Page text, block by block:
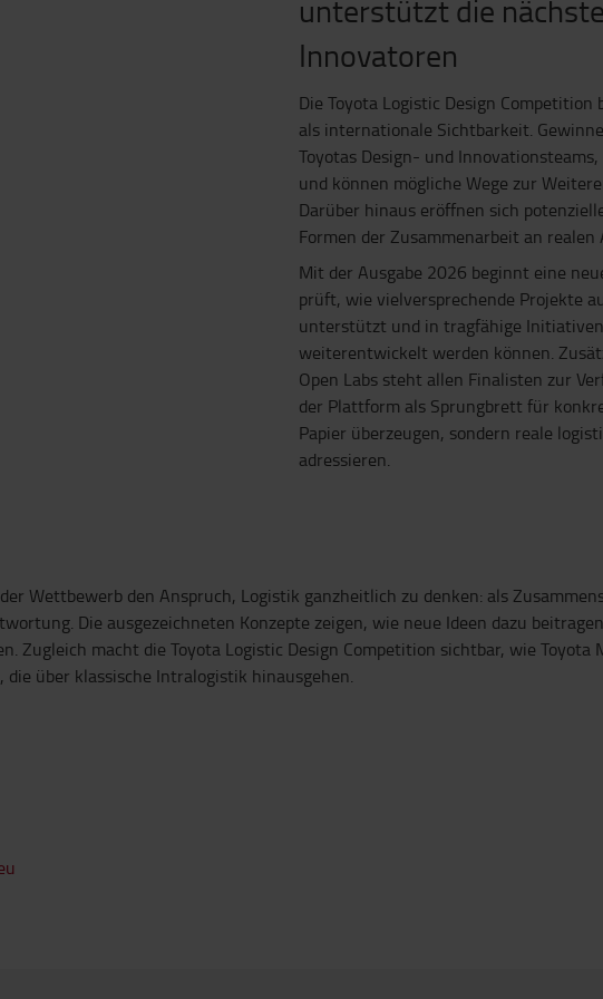
unterstützt die
Innovatoren
Die Toyota Logistic Design
als internationale Sichtbarkeit.
Toyotas Design- und
und können mögliche Wege zur
Darüber hinaus eröffnen sich
Formen der Zusammenarbeit an realen
Mit der Ausgabe 2026 beginnt eine
prüft, wie vielversprechende Projekte
unterstützt und in tragfähige
weiterentwickelt werden können.
Open Labs steht allen Finalisten zur
der Plattform als Sprungbrett für
Papier überzeugen, sondern reale
adressieren.
Wettbewerb den Anspruch, Logistik ganzheitlich zu denken: als
Die ausgezeichneten Konzepte zeigen, wie neue Ideen dazu
Zugleich macht die Toyota Logistic Design Competition sichtbar, wie Toyota
über klassische Intralogistik hinausgehen.